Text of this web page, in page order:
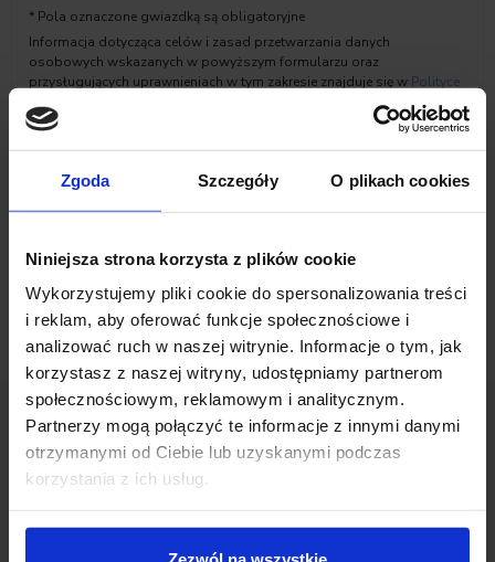
Zgoda Szczegóły O plikach cookies
Niniejsza strona korzysta z plików cookie
Wykorzystujemy pliki cookie do spersonalizowania treści
i reklam, aby oferować funkcje społecznościowe i
analizować ruch w naszej witrynie. Informacje o tym, jak
korzystasz z naszej witryny, udostępniamy partnerom
społecznościowym, reklamowym i analitycznym.
Partnerzy mogą połączyć te informacje z innymi danymi
otrzymanymi od Ciebie lub uzyskanymi podczas
korzystania z ich usług.
* Pola oznaczone gwiazdką są obligatoryjne
Informacja dotycząca celów i zasad przetwarzania danych
osobowych wskazanych w powyższym formularzu oraz
przysługujących uprawnieniach w tym zakresie znajduje się w Polityce
Opinie Klientów